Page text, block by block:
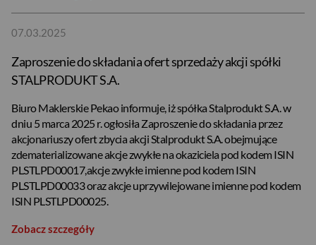
07.03.2025
Zaproszenie do składania ofert sprzedaży akcji spółki
STALPRODUKT S.A.
Biuro Maklerskie Pekao informuje, iż spółka Stalprodukt S.A. w
dniu 5 marca 2025 r. ogłosiła Zaproszenie do składania przez
akcjonariuszy ofert zbycia akcji Stalprodukt S.A. obejmujące
zdematerializowane akcje zwykłe na okaziciela pod kodem ISIN
PLSTLPD00017,akcje zwykłe imienne pod kodem ISIN
PLSTLPD00033 oraz akcje uprzywilejowane imienne pod kodem
ISIN PLSTLPD00025.
Zobacz szczegóły